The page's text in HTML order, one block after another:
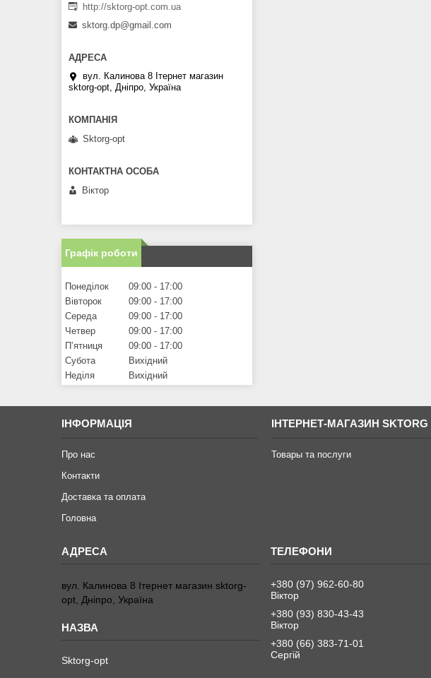
http://sktorg-opt.com.ua
sktorg.dp@gmail.com
вул. Калинова 8 Ітернет магазин
sktorg-opt, Дніпро, Україна
Sktorg-opt
Віктор
Графік роботи
Понеділок 09:00
17:00
Вівторок
09:00
17:00
Середа
09:00
17:00
Четвер
09:00
17:00
Пʼятниця
09:00
17:00
Субота
Вихідний
Неділя
Вихідний
ІНФОРМАЦІЯ
Про нас
Контакти
Доставка та оплата
Головна
ІНТЕРНЕТ-МАГАЗИН SKTORG
Товары та послуги
вул. Калинова 8 Ітернет магазин sktorg-
opt, Дніпро, Україна
Sktorg-opt
+380 (97) 962-60-80
Віктор
+380 (93) 830-43-43
Віктор
+380 (66) 383-71-01
Сергій